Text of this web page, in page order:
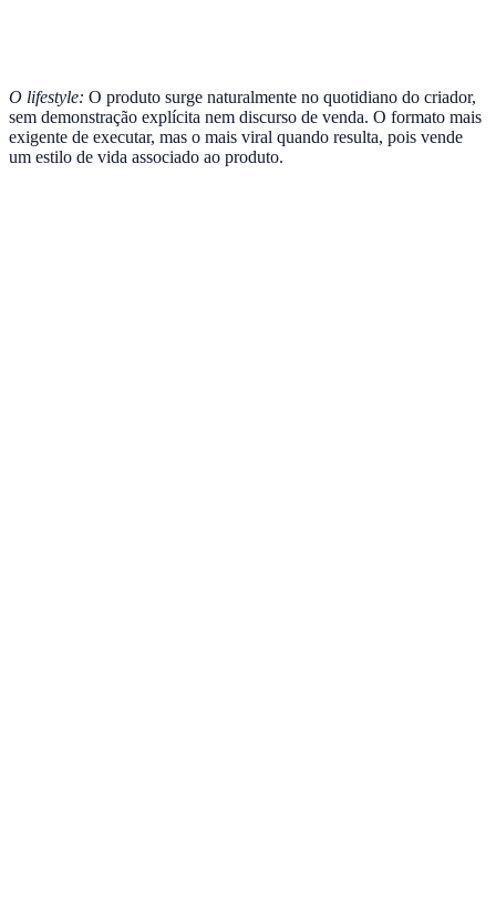
O lifestyle: O produto surge naturalmente no quotidiano do criador,
sem demonstração explícita nem discurso de venda. O formato mais
exigente de executar, mas o mais viral quando resulta, pois vende
um estilo de vida associado ao produto.